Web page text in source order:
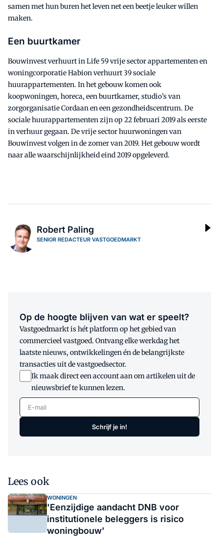
samen met hun buren het leven net een beetje leuker willen
maken.
Een buurtkamer
Bouwinvest verhuurt in Life 59 vrije sector appartementen en
woningcorporatie Habion verhuurt 39 sociale
huurappartementen. In het gebouw komen ook
koopwoningen, horeca, een buurtkamer, studio’s van
zorgorganisatie Cordaan en een gezondheidscentrum. De
sociale huurappartementen zijn op 22 februari 2019 als eerste
in verhuur gegaan. De vrije sector huurwoningen van
Bouwinvest volgen in de zomer van 2019. Het gebouw wordt
naar alle waarschijnlijkheid eind 2019 opgeleverd.
Robert Paling
SENIOR REDACTEUR VASTGOEDMARKT
Op de hoogte blijven van wat er speelt?
Vastgoedmarkt is hét platform op het gebied van
commercieel vastgoed. Ontvang elke werkdag het
laatste nieuws, ontwikkelingen én de belangrijkste
transacties uit de vastgoedsector.
Ik maak direct een account aan om artikelen uit de
nieuwsbrief te kunnen lezen.
E-mail
Schrijf je in!
Lees ook
WONINGEN
'Eenzijdige aandacht DNB voor
institutionele beleggers is risico
woningbouw'